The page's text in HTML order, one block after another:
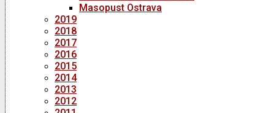
Masopust Ostrava
2019
2018
2017
2016
2015
2014
2013
2012